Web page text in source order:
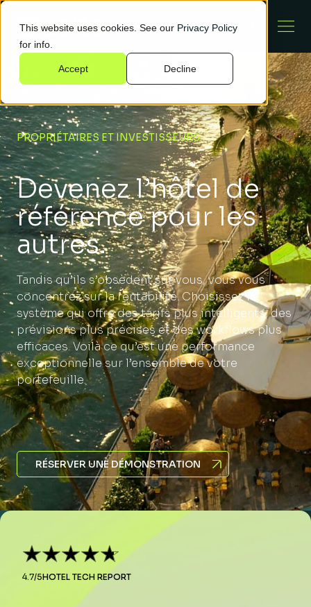
This website uses cookies. See our Privacy Policy
for info.
Accept Decline
PROPRIÉTAIRES ET INVESTISSEURS
Devenez l’hôtel de
référence pour les
autres.
Tandis qu’ils s’obsèdent sur vous, vous vous
concentrez sur la rentabilité. Choisissez le
système qui offre des tarifs plus intelligents, des
prévisions plus précises et des workflows plus
efficaces. Voilà ce qu’est une performance
exceptionnelle sur l’ensemble de votre
portefeuille.
RÉSERVER UNE DÉMONSTRATION
4.7/5HOTEL TECH REPORT